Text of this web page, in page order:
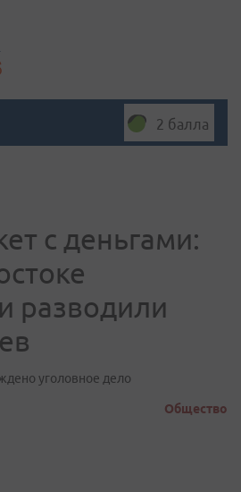
2 балла
с деньгами:
разводили
уголовное дело
Общество